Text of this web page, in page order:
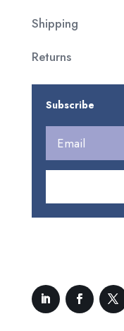
Shipping
Returns
Subscribe